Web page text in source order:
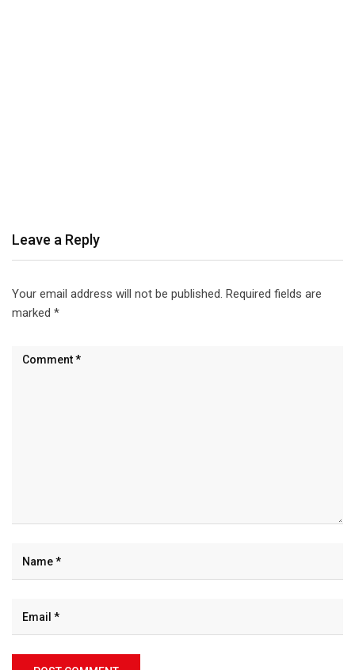
Leave a Reply
Your email address will not be published. Required fields are
marked *